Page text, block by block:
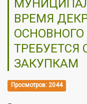
ВРЕМЯ
ТРЕБУЕТСЯ
ЗАКУПКАМ
Просмотров: 2044